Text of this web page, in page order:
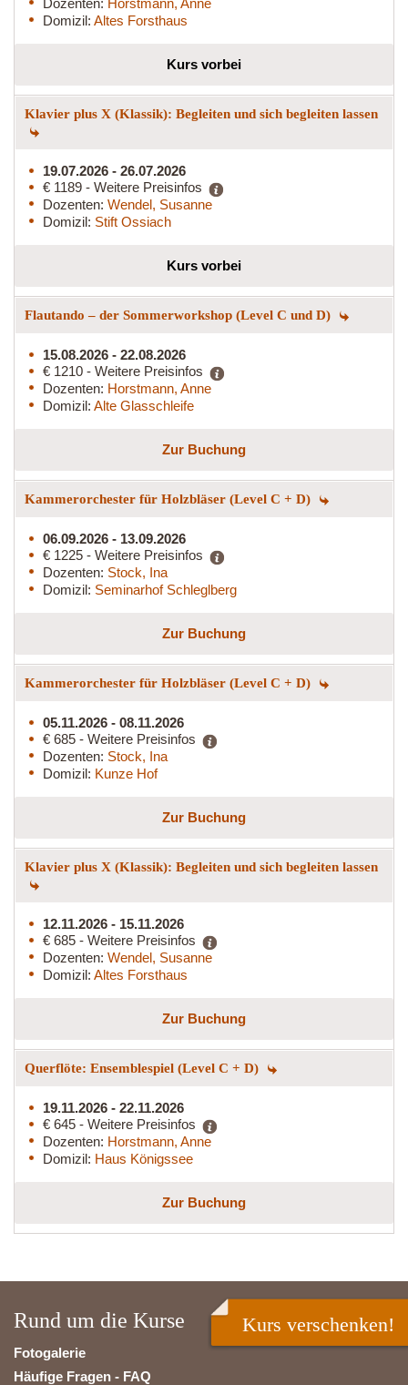
Domizil: Altes Forsthaus
Kurs vorbei
Klavier plus X (Klassik): Begleiten und sich begleiten lassen
19.07.2026 - 26.07.2026
€ 1189 - Weitere Preisinfos
Dozenten: Wendel, Susanne
Domizil: Stift Ossiach
Kurs vorbei
Flautando – der Sommerworkshop (Level C und D)
15.08.2026 - 22.08.2026
€ 1210 - Weitere Preisinfos
Dozenten: Horstmann, Anne
Domizil: Alte Glasschleife
Zur Buchung
Kammerorchester für Holzbläser (Level C + D)
06.09.2026 - 13.09.2026
€ 1225 - Weitere Preisinfos
Dozenten: Stock, Ina
Domizil: Seminarhof Schleglberg
Zur Buchung
Kammerorchester für Holzbläser (Level C + D)
05.11.2026 - 08.11.2026
€ 685 - Weitere Preisinfos
Dozenten: Stock, Ina
Domizil: Kunze Hof
Zur Buchung
Klavier plus X (Klassik): Begleiten und sich begleiten lassen
12.11.2026 - 15.11.2026
€ 685 - Weitere Preisinfos
Dozenten: Wendel, Susanne
Domizil: Altes Forsthaus
Zur Buchung
Querflöte: Ensemblespiel (Level C + D)
19.11.2026 - 22.11.2026
€ 645 - Weitere Preisinfos
Dozenten: Horstmann, Anne
Domizil: Haus Königssee
Zur Buchung
Rund um die Kurse
Fotogalerie
Häufige Fragen - FAQ
Kurs verschenken!